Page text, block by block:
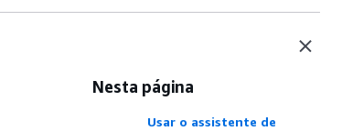
Nesta página
Usar o assistente de